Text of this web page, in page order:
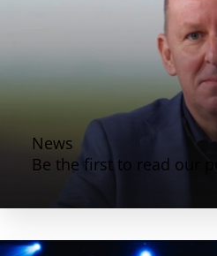
News
Be the first to read our